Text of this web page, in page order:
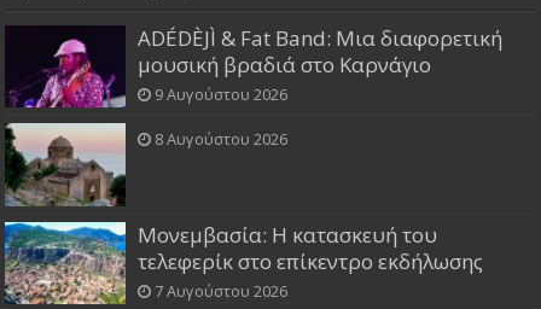
ADÉDÈJÌ & Fat Band: Μια διαφορετική
μουσική βραδιά στο Καρνάγιο
9 Αυγούστου 2026
8 Αυγούστου 2026
Μονεμβασία: Η κατασκευή του
τελεφερίκ στο επίκεντρο εκδήλωσης
7 Αυγούστου 2026